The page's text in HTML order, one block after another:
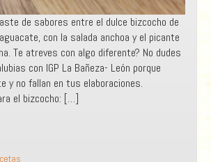
de sabores entre el dulce bizcocho de
con la salada anchoa y el picante
Te atreves con algo diferente? No dudes
con IGP La Bañeza- León porque
y no fallan en tus elaboraciones.
el bizcocho: […]